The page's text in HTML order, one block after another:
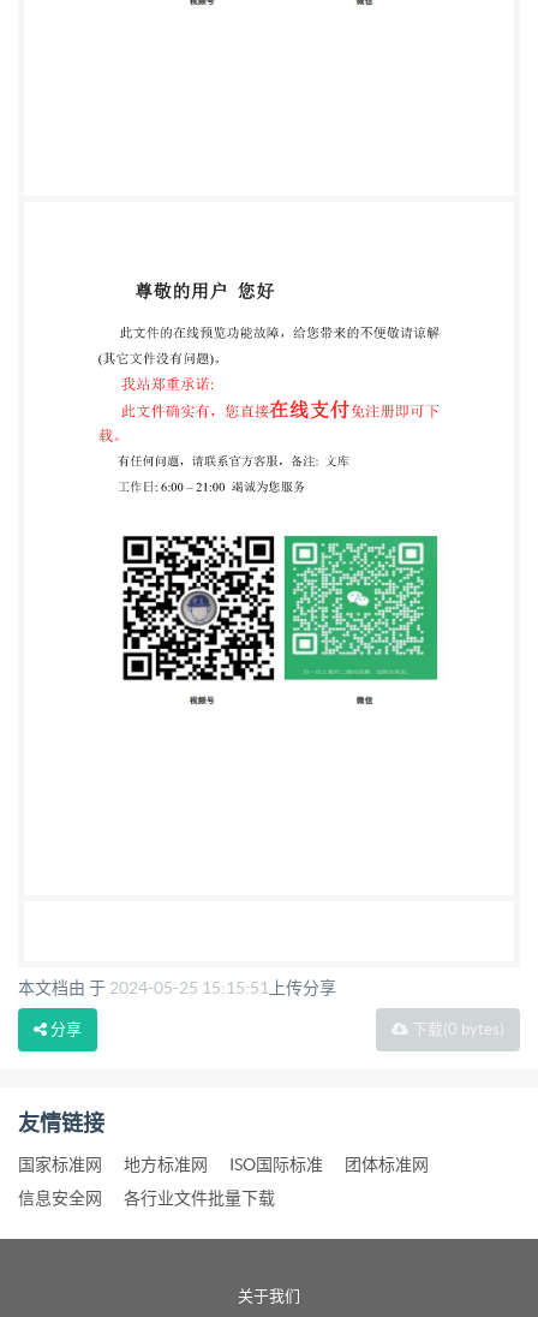
本文档由 于 2024-05-25 15:15:51 上传分享
下载(0 bytes)
分享
友情链接
国家标准网 地方标准网 ISO国际标准
团体标准网
信息安全网
各行业文件批量下载
关于我们